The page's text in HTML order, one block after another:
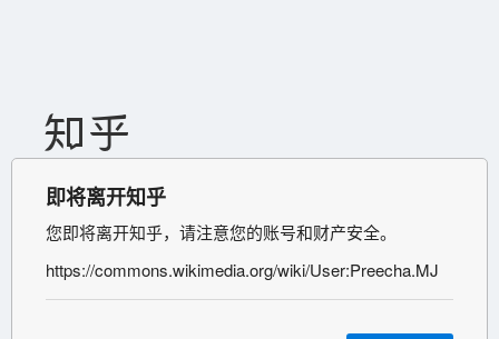
即将离开知乎
您即将离开知乎，请注意您的账号和财产安全。
https://commons.wikimedia.org/wiki/User:Preecha.MJ